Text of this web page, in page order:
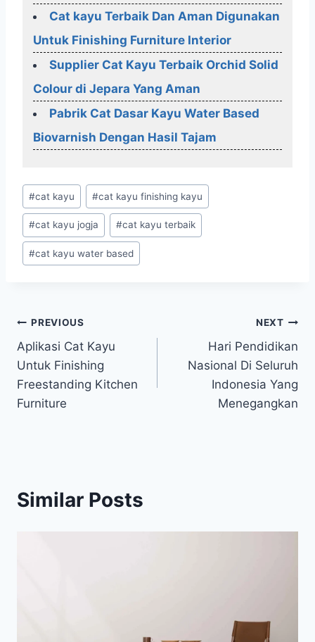
Cat kayu Terbaik Dan Aman Digunakan
Untuk Finishing Furniture Interior
Supplier Cat Kayu Terbaik Orchid Solid
Colour di Jepara Yang Aman
Pabrik Cat Dasar Kayu Water Based
Biovarnish Dengan Hasil Tajam
Post
Tags:
#cat kayu #cat kayu finishing kayu
#cat kayu jogja #cat kayu terbaik
#cat kayu water based
Post
navigation
PREVIOUS
Aplikasi Cat Kayu
Untuk Finishing
Freestanding Kitchen
Furniture
NEXT
Hari Pendidikan
Nasional Di Seluruh
Indonesia Yang
Menegangkan
Similar Posts